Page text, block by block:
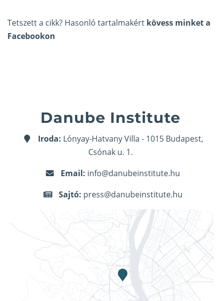
Tetszett a cikk? Hasonló tartalmakért kövess minket a
Facebookon
Danube Institute
Iroda: Lónyay-Hatvany Villa - 1015 Budapest,
Csónak u. 1.
Email: info@danubeinstitute.hu
Sajtó: press@danubeinstitute.hu